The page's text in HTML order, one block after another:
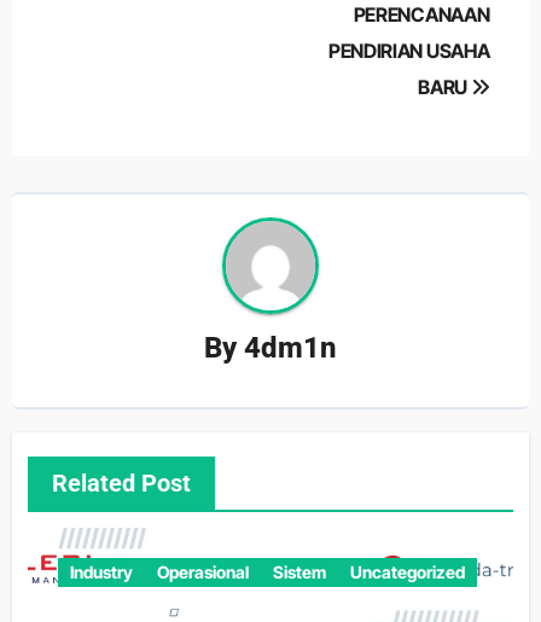
PERENCANAAN
PENDIRIAN USAHA
BARU
By4dm1n
Related Post
Industry Operasional Sistem Uncategorized